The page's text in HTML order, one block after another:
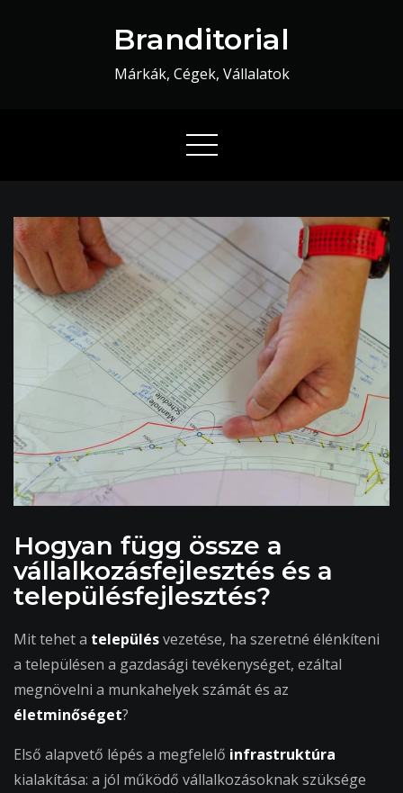
Branditorial
Márkák, Cégek, Vállalatok
Hogyan függ össze a
vállalkozásfejlesztés és a
településfejlesztés?
Mit tehet a településvezetése, ha szeretné élénkíteni
a településen a gazdasági tevékenységet, ezáltal
megnövelni a munkahelyek számát és az
életminőséget?
Első alapvető lépés a megfelelő infrastruktúra
kialakítása: a jól működő vállalkozásoknak szüksége